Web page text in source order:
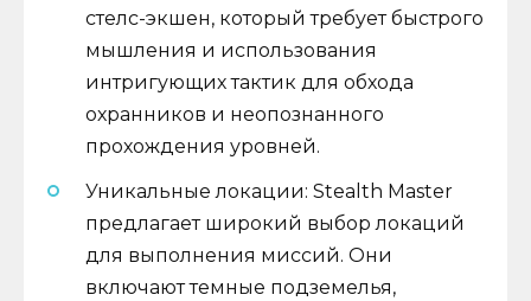
стелс-экшен, который требует быстрого
мышления и использования
интригующих тактик для обхода
охранников и неопознанного
прохождения уровней.
Уникальные локации: Stealth Master
предлагает широкий выбор локаций
для выполнения миссий. Они
включают темные подземелья,